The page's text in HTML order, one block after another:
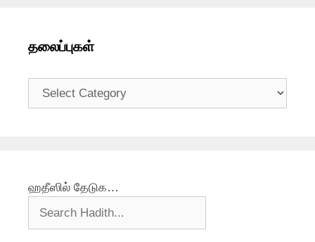
தலைப்புகள்
தலைப்புகள்
ஹதீஸில் தேடுக…